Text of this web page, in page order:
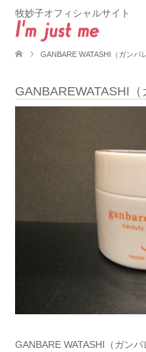
牧妙子オフィシャルサイト
GANBARE WATASHI（ガンバ
GANBAREWATASHI
GANBARE WATASHI（ガンバ